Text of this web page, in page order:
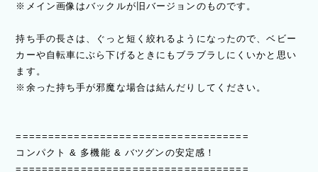
※メイン画像はバックルが旧バージョンのものです。
持ち手の長さは、ぐっと短く絞れるようになったので、ベビー
カーや自転車にぶら下げるときにもブラブラしにくいかと思い
ます。
※余った持ち手が邪魔な場合は結んだりしてください。
====================================
コンパクト & 多機能 & バツグンの安定感！
====================================